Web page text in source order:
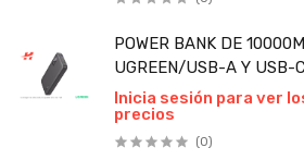
POWER BANK DE
UGREEN/USB-A Y USB-
LIGERO PIEZA
Inicia sesión para ver
precios
(0)